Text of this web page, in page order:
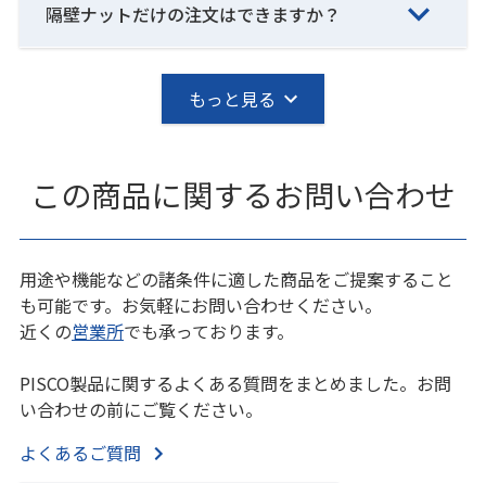
隔壁ナットだけの注文はできますか？
もっと見る
この商品に関するお問い合わせ
用途や機能などの諸条件に適した商品をご提案すること
も可能です。お気軽にお問い合わせください。
近くの営業所でも承っております。
PISCO製品に関するよくある質問をまとめました。お問
い合わせの前にご覧ください。
よくあるご質問